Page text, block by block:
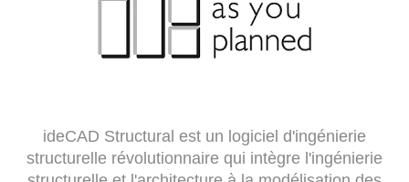
ideCAD Structural est un logiciel d'ingénierie
structurelle révolutionnaire qui intègre l'ingénierie